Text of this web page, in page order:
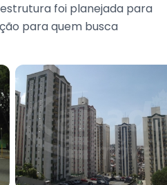
foi planejada para
para quem busca